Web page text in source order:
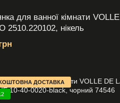
для ванної кімнати VOLLE
2510.220102, нікель
ДОСТАВКА